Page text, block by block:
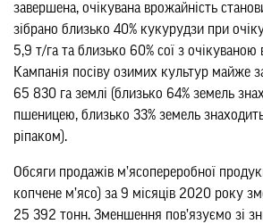
завершена, очікувана врожайність
зібрано близько 40% кукурудзи при
5,9 т/га та близько 60% сої з
Кампанія посіву озимих культур майже
65 830 га землі (близько 64% земель
пшеницею, близько 33% земель
ріпаком).
Обсяги продажів м’ясопереробної
копчене м’ясо) за 9 місяців 2020 року
25 392 тонн. Зменшення пов’язуємо зі